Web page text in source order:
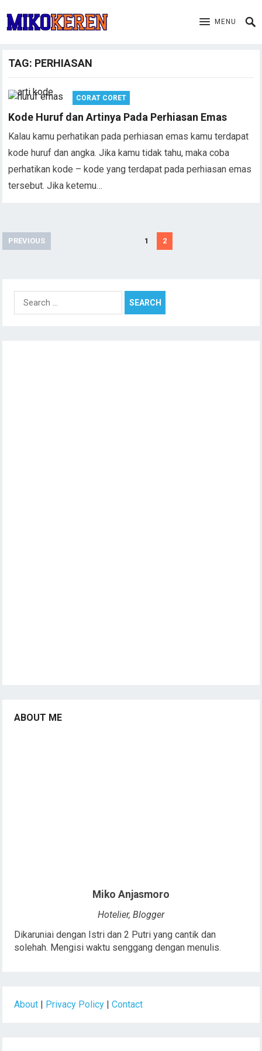
MENU
TAG: PERHIASAN
CORAT CORET
Kode Huruf dan Artinya Pada Perhiasan Emas
Kalau kamu perhatikan pada perhiasan emas kamu terdapat
kode huruf dan angka. Jika kamu tidak tahu, maka coba
perhatikan kode – kode yang terdapat pada perhiasan emas
tersebut. Jika ketemu…
Posts
pagination
PREVIOUS 1 2
Search
for:
ABOUT ME
Miko Anjasmoro
Hotelier, Blogger
Dikaruniai dengan Istri dan 2 Putri yang cantik dan
solehah. Mengisi waktu senggang dengan menulis.
About Privacy Policy |Contact